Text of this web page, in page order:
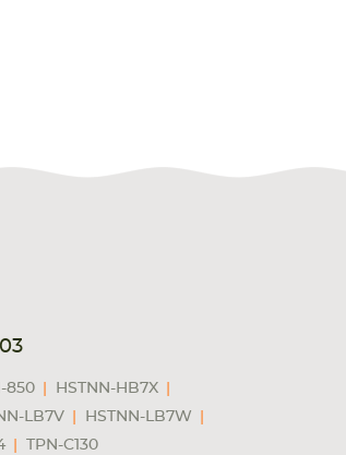
850
HSTNN-HB7X
LB7V
HSTNN-LB7W
TPN-C130